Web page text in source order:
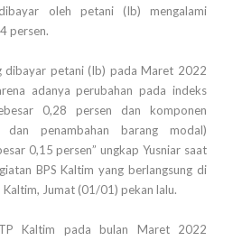
oleh petani (Ib) mengalami
persen.
dibayar petani (Ib) pada Maret 2022
adanya perubahan pada indeks
0,28 persen dan komponen
penambahan barang modal)
0,15 persen” ungkap Yusniar saat
BPS Kaltim yang berlangsung di
Kaltim, Jumat (01/01) pekan lalu.
Kaltim pada bulan Maret 2022